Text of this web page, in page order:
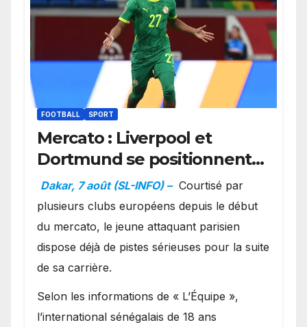
FOOTBALL SPORT
Mercato : Liverpool et
Dortmund se positionnent
en favoris pour recruter
Ibrahim Mbaye
Dakar, 7 août (SL-INFO) – Courtisé par
plusieurs clubs européens depuis le début
du mercato, le jeune attaquant parisien
dispose déjà de pistes sérieuses pour la suite
de sa carrière.
Selon les informations de « L’Équipe »,
l’international sénégalais de 18 ans